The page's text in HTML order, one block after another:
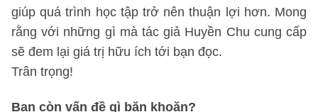
giúp quá trình học tập trở nên thuận lợi hơn. Mong
rằng với những gì mà tác giả Huyền Chu cung cấp
sẽ đem lại giá trị hữu ích tới bạn đọc.
Trân trọng!
Bạn còn vấn đề gì băn khoăn?